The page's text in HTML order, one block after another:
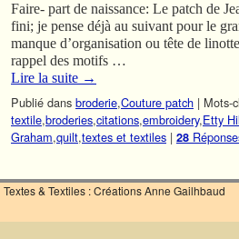
Faire- part de naissance: Le patch de
fini; je pense déjà au suivant pour le
manque d’organisation ou tête de
rappel des motifs …
Lire la suite →
Publié dans broderie,Couture patch | Mots-
textile,broderies,citations,embroidery,Etty
Graham,quilt,textes et textiles | 28
Textes & Textiles : Créations Anne Gailhbaud